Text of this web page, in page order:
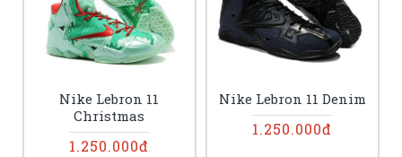
Nike Lebron 11
Christmas
1.250.000đ
Nike Lebron 11 Denim
1.250.000đ